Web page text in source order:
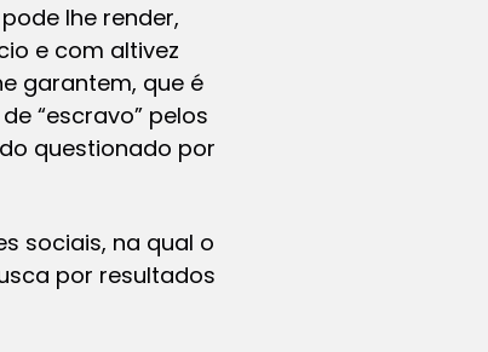
lhe render,
e com altivez
garantem, que é
“escravo” pelos
questionado por
sociais, na qual o
por resultados